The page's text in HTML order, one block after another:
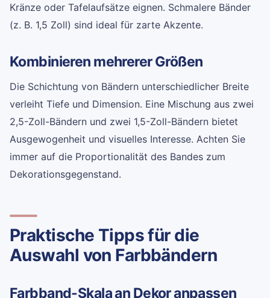
Kränze oder Tafelaufsätze eignen. Schmalere Bänder
(z. B. 1,5 Zoll) sind ideal für zarte Akzente.
Kombinieren mehrerer Größen
Die Schichtung von Bändern unterschiedlicher Breite
verleiht Tiefe und Dimension. Eine Mischung aus zwei
2,5-Zoll-Bändern und zwei 1,5-Zoll-Bändern bietet
Ausgewogenheit und visuelles Interesse. Achten Sie
immer auf die Proportionalität des Bandes zum
Dekorationsgegenstand.
Praktische Tipps für die
Auswahl von Farbbändern
Farbband-Skala an Dekor anpassen